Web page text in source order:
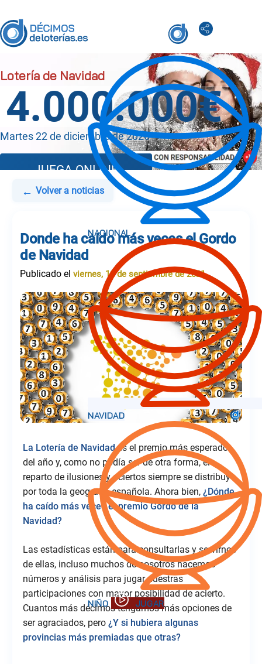
← Volver a noticias
Donde ha caído más veces el Gordo
de Navidad
Publicado elviernes, 10 de septiembre de 2021
La Lotería de Navidades el premio más esperado
del año y, como no podía ser de otra forma, el
reparto de ilusiones y aciertos siempre se distribuye
por toda la geografía española. Ahora bien, ¿Dónde
ha caído más veces el premio Gordo de la
Navidad?
Las estadísticas están para consultarlas y servirnos
de ellas, incluso muchos de nosotros hacemos
números y análisis para jugar nuestras
participaciones con mayor posibilidad de acierto.
Cuantos más décimos tengamos más opciones de
ser agraciados, pero ¿Y si hubiera algunas
provincias más premiadas que otras?
4.000.000€
Martes 22 de diciembre de 2026
JUEGA ONLINE